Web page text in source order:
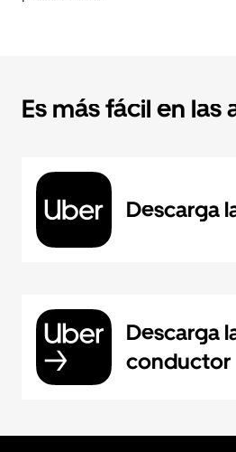
Es más fácil en las
Descarga
Descarga
conductor